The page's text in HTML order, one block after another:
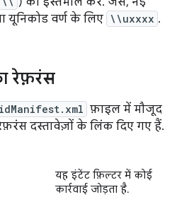
यूनिकोड वर्ण के लिए \\uxxxx .
रेफ़रंस
फ़ाइल में मौजूद
दस्तावेज़ों के लिंक दिए गए हैं.
यह इंटेंट फ़िल्टर में कोई
कार्रवाई जोड़ता है.